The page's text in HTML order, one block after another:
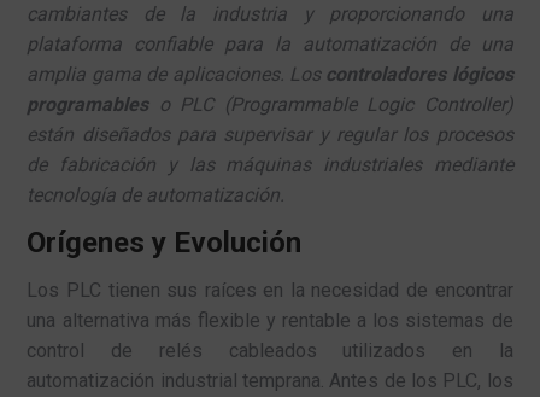
cambiantes de la industria y proporcionando una
plataforma confiable para la automatización de una
amplia gama de aplicaciones. Los controladores lógicos
programableso PLC (Programmable Logic Controller)
están diseñados para supervisar y regular los procesos
de fabricación y las máquinas industriales mediante
tecnología de automatización.
Orígenes y Evolución
Los PLC tienen sus raíces en la necesidad de encontrar
una alternativa más flexible y rentable a los sistemas de
control de relés cableados utilizados en la
automatización industrial temprana. Antes de los PLC, los